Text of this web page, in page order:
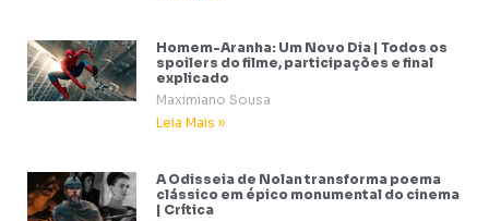
Homem-Aranha: Um Novo Dia | Todos os
spoilers do filme, participações e final
explicado
Maximiano Sousa
Leia Mais »
A Odisseia de Nolan transforma poema
clássico em épico monumental do cinema
| Crítica